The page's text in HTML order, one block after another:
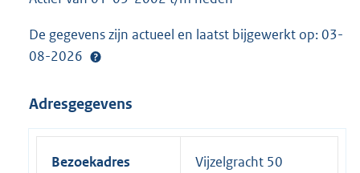
De gegevens zijn actueel en laatst bijgewerkt op: 03-
08-2026
Adresgegevens
Bezoekadres
Vijzelgracht 50